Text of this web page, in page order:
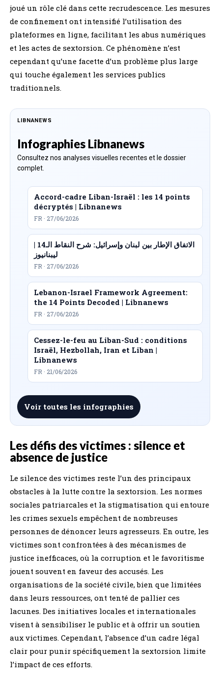
joué un rôle clé dans cette recrudescence. Les mesures
de confinement ont intensifié l’utilisation des
plateformes en ligne, facilitant les abus numériques
et les actes de sextorsion. Ce phénomène n’est
cependant qu’une facette d’un problème plus large
qui touche également les services publics
traditionnels.
LIBNANEWS
Infographies Libnanews
Consultez nos analyses visuelles recentes et le dossier
complet.
Accord-cadre Liban-Israël : les 14 points
décryptés | Libnanews
FR · 27/06/2026
الاتفاق الإطار بين لبنان وإسرائيل: شرح النقاط الـ14 |
ليبنانيوز
FR · 27/06/2026
Lebanon-Israel Framework Agreement:
the 14 Points Decoded | Libnanews
FR · 27/06/2026
Cessez-le-feu au Liban-Sud : conditions
Israël, Hezbollah, Iran et Liban |
Libnanews
FR · 21/06/2026
Voir toutes les infographies
Les défis des victimes : silence et
absence de justice
Le silence des victimes reste l’un des principaux
obstacles à la lutte contre la sextorsion. Les normes
sociales patriarcales et la stigmatisation qui entoure
les crimes sexuels empêchent de nombreuses
personnes de dénoncer leurs agresseurs. En outre, les
victimes sont confrontées à des mécanismes de
justice inefficaces, où la corruption et le favoritisme
jouent souvent en faveur des accusés. Les
organisations de la société civile, bien que limitées
dans leurs ressources, ont tenté de pallier ces
lacunes. Des initiatives locales et internationales
visent à sensibiliser le public et à offrir un soutien
aux victimes. Cependant, l’absence d’un cadre légal
clair pour punir spécifiquement la sextorsion limite
l’impact de ces efforts.